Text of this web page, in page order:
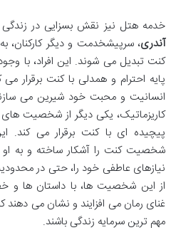
خدمه هتل نیز نقش بسزایی در زندگی
آندری، سرپیشخدمت و دیگر کارکنان،
کنت تبدیل می شوند. این افراد، با
پایه احترام و همدلی با کنت برقرار
انسانیت و محبت خود شیرین می
کاریزماتیک، یکی دیگر از شخصیت
پیچیده ای با کنت برقرار می کند.
شخصیت کنت را آشکار ساخته و به
نیازهای عاطفی خود را، حتی در
از این شخصیت ها، با داستان ها و
غنای رمان می افزایند و نشان می دهند
مهم ترین سرمایه زندگی باشند.